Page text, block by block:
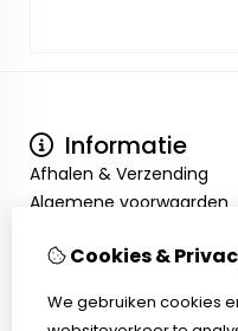
Informatie
Afhalen & Verzending
Algemene voorwaarden
Mijn account
Bestelhistorie
Cookies &
We gebruiken cookies